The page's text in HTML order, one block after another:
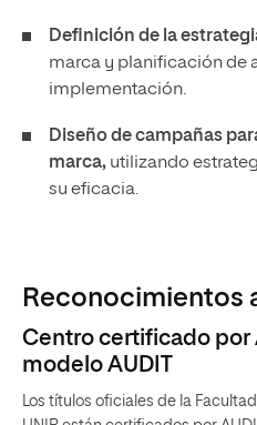
Definición de la
marca y planificación de
implementación.
Diseño de campañas
marca, utilizando
su eficacia.
Reconocimientos
Centro certificado por
modelo AUDIT
Los títulos oficiales de la